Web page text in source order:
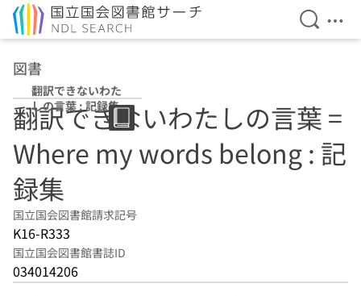
検索を
メ
図書
翻訳できないわた
しの言葉 : 記録集
翻訳できないわたしの言葉 =
Where my words belong : 記
録集
国立国会図書館請求記号
K16-R333
国立国会図書館書誌ID
034014206